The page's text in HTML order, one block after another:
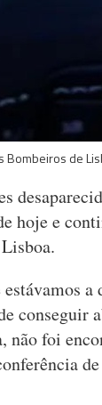
Bombeiros de
hoje e
conseguir
não foi